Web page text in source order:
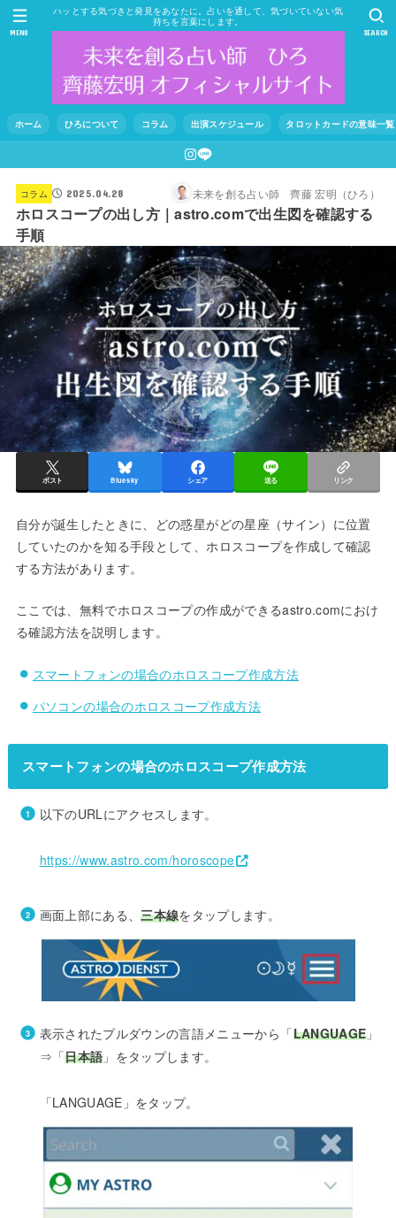
ハッとする気づきと発見をあなたに。占いを通して、気づいていない気
持ちを言葉にします。
ホーム ひろについて コラム 出演スケジュール タロットカードの意味一覧
SEARCH
MENU
コラム 2025.04.28 未来を創る占い師 齊藤 宏明（ひろ）
ホロスコープの出し方｜astro.comで出生図を確認する
手順
ポスト Bluesky シェア 送る リンク
自分が誕生したときに、どの惑星がどの星座（サイン）に位置
していたのかを知る手段として、ホロスコープを作成して確認
する方法があります。
ここでは、無料でホロスコープの作成ができるastro.comにおけ
る確認方法を説明します。
スマートフォンの場合のホロスコープ作成方法
パソコンの場合のホロスコープ作成方法
スマートフォンの場合のホロスコープ作成方法
以下のURLにアクセスします。
https://www.astro.com/horoscope
画面上部にある、三本線をタップします。
表示されたプルダウンの言語メニューから「LANGUAGE 」
⇒「日本語 」をタップします。
「LANGUAGE」をタップ。